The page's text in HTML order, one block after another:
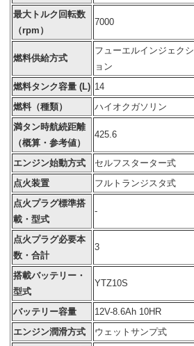
最大トルク回転数
（rpm）
7000
燃料供給方式
フューエルインジェクシ
ョン
燃料タンク容量 (L) 14
燃料（種類）
ハイオクガソリン
満タン時航続距離
（概算・参考値）
425.6
エンジン始動方式 セルフスターター式
点火装置
フルトランジスタ式
点火プラグ標準搭
載・型式
-
点火プラグ必要本
数・合計
3
搭載バッテリー・
型式
YTZ10S
バッテリー容量 12V-8.6Ah 10HR
エンジン潤滑方式
ウェットサンプ式